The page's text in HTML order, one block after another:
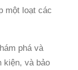
một loạt các
phá và
kiện, và bảo